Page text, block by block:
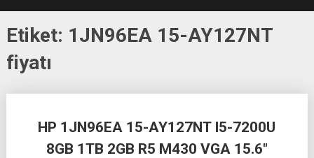
Etiket: 1JN96EA 15-AY127NT
fiyatı
HP 1JN96EA 15-AY127NT I5-7200U
8GB 1TB 2GB R5 M430 VGA 15.6″
navigation